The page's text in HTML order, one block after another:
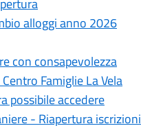
alloggi anno 2026
con consapevolezza
Famiglie La Vela
possibile accedere
- Riapertura iscrizioni